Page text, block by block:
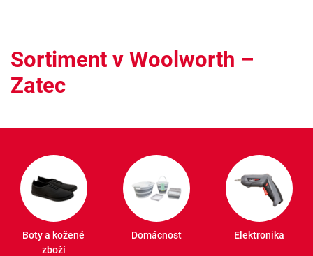
Sortiment v Woolworth –
Zatec
Boty a kožené
zboží
Domácnost Elektronika